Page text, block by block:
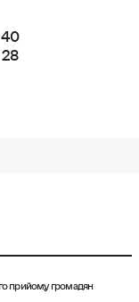
прийому громадян